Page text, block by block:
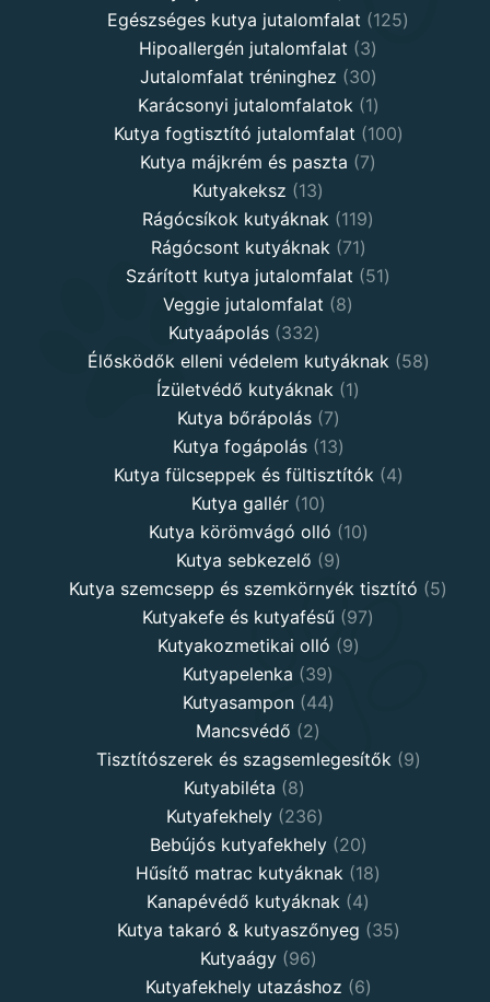
products
Egészséges kutya jutalomfalat 125125
Hipoallergén jutalomfalat 33
products
Jutalomfalat tréninghez 3030
products
Karácsonyi jutalomfalatok 11
product
Kutya fogtisztító jutalomfalat 100100
Kutya májkrém és paszta 77
Kutyakeksz 1313
products
Rágócsíkok kutyáknak 119119
Rágócsont kutyáknak 7171
products
Szárított kutya jutalomfalat 5151
Veggie jutalomfalat 88
Kutyaápolás 332332
products
Élősködők elleni védelem kutyáknak 5858
Ízületvédő kutyáknak 11
Kutya bőrápolás 77
products
Kutya fogápolás 1313
products
Kutya fülcseppek és fültisztítók 44
Kutya gallér 1010
products
Kutya körömvágó olló 1010
Kutya sebkezelő 99
products
Kutya szemcsepp és szemkörnyék tisztító 55
Kutyakefe és kutyafésű 9797
Kutyakozmetikai olló 99
Kutyapelenka 3939
products
Kutyasampon 4444
Mancsvédő 22
products
Tisztítószerek és szagsemlegesítők 99
Kutyabiléta 88
products
Kutyafekhely 236236
products
Bebújós kutyafekhely 2020
products
Hűsítő matrac kutyáknak 1818
Kanapévédő kutyáknak 44
products
Kutya takaró & kutyaszőnyeg 3535
Kutyaágy 9696
products
Kutyafekhely utazáshoz 66